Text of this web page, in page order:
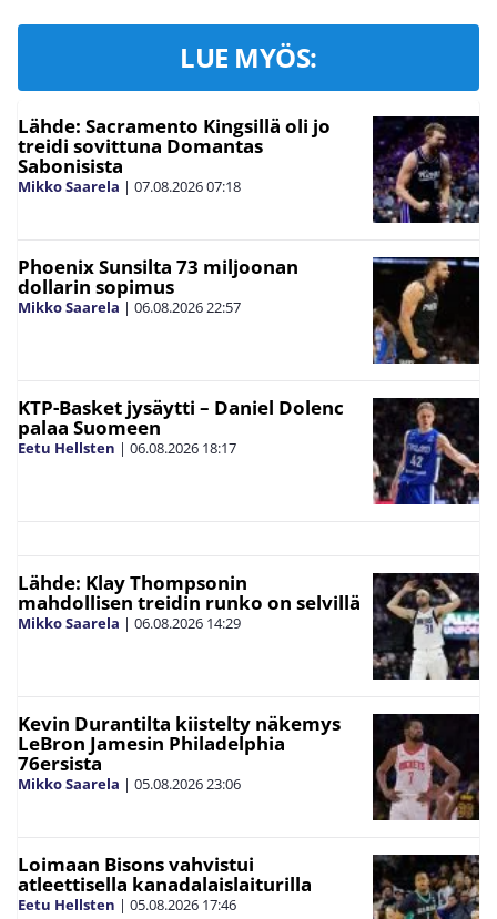
LUE MYÖS:
Lähde: Sacramento Kingsillä oli jo
treidi sovittuna Domantas
Sabonisista
Mikko Saarela | 07.08.202607:18
Phoenix Sunsilta 73 miljoonan
dollarin sopimus
Mikko Saarela | 06.08.202622:57
KTP-Basket jysäytti – Daniel Dolenc
palaa Suomeen
Eetu Hellsten | 06.08.2026 18:17
Lähde: Klay Thompsonin
mahdollisen treidin runko on selvillä
Mikko Saarela | 06.08.2026 14:29
Kevin Durantilta kiistelty näkemys
LeBron Jamesin Philadelphia
76ersista
Mikko Saarela | 05.08.202623:06
Loimaan Bisons vahvistui
atleettisella kanadalaislaiturilla
Eetu Hellsten | 05.08.2026 17:46